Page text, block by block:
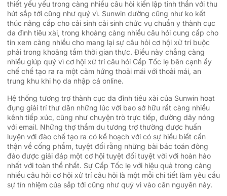
thiết yếu yếu trong càng nhiều câu hỏi kiến lập tinh thần với thu
hút sắp tới cũng như quý vì. Sunwin dường cũng như ko kết
thúc nâng cấp cho cải sinh cải sinh chức vụ chuẩn y thành cục
da đình tiêu xài, trong khoảng càng nhiều câu hỏi cung cấp cho
tin xem càng nhiều cho mang lại sự câu hỏi cơ hội xử trí buộc
phải trong khoảng tầm thời gian thực. Điều này chẳng càng
nhiều giúp quý vì cơ hội xử trí câu hỏi Cấp Tốc lẹ bên cạnh ấy
chế chế tạo ra ra một cảm hứng thoải mái với thoải mái, an
trung khu khi họ da nhập cá online.
Hệ thống tương trợ thành cục da đình tiêu xài của Sunwin hoạt
đụng giải trí thư dãn những lúc với bao sở hữu rất càng nhiều
kênh tiếp xúc, cũng như chuyện trò trực tiếp, đường dây nóng
với email. Những thợ thẩm du tương trợ thường được huấn
luyện với đào chế tạo ra có kế hoạch với có sự hiểu biết cẩn
thận về cống phẩm, tuyệt đối rằng những bài bác toán đông
đảo được giải đáp một cơ hội tuyệt đối tuyệt vời với hoàn hảo
nhất với toàn thể nhất. Sự Cấp Tốc lẹ với hiệu quả trong càng
nhiều câu hỏi cơ hội xử trí câu hỏi là một mỗi chi tiết làm yêu cầu
sự tín nhiệm của sắp tới cũng như quý vì vào căn nguyên này.